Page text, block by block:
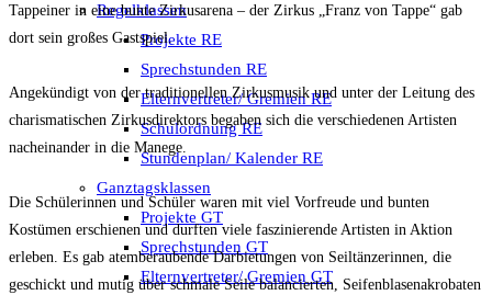
Regelklassen
Projekte RE
Sprechstunden RE
Elternvertreter/ Gremien RE
Schulordnung RE
Stundenplan/ Kalender RE
Ganztagsklassen
Projekte GT
Sprechstunden GT
Elternvertreter/ Gremien GT
Tappeiner in eine bunte Zirkusarena – der Zirkus „Franz von Tappe“ gab
dort sein großes Gastspiel.
Angekündigt von der traditionellen Zirkusmusik und unter der Leitung des
charismatischen Zirkusdirektors begaben sich die verschiedenen Artisten
nacheinander in die Manege.
Die Schülerinnen und Schüler waren mit viel Vorfreude und bunten
Kostümen erschienen und durften viele faszinierende Artisten in Aktion
erleben. Es gab atemberaubende Darbietungen von Seiltänzerinnen, die
geschickt und mutig über schmale Seile balancierten, Seifenblasenakrobaten